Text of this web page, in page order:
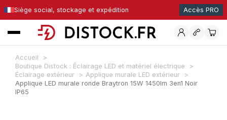
Siège social, stockage et expédition Accès PRO
Accueil
Boutique Distock : Éclairage LED et matériel électrique
Éclairage extérieur
Applique murale LED extérieur
Applique LED murale ronde Braytron 15W 1450lm 3en1 Noir
IP65